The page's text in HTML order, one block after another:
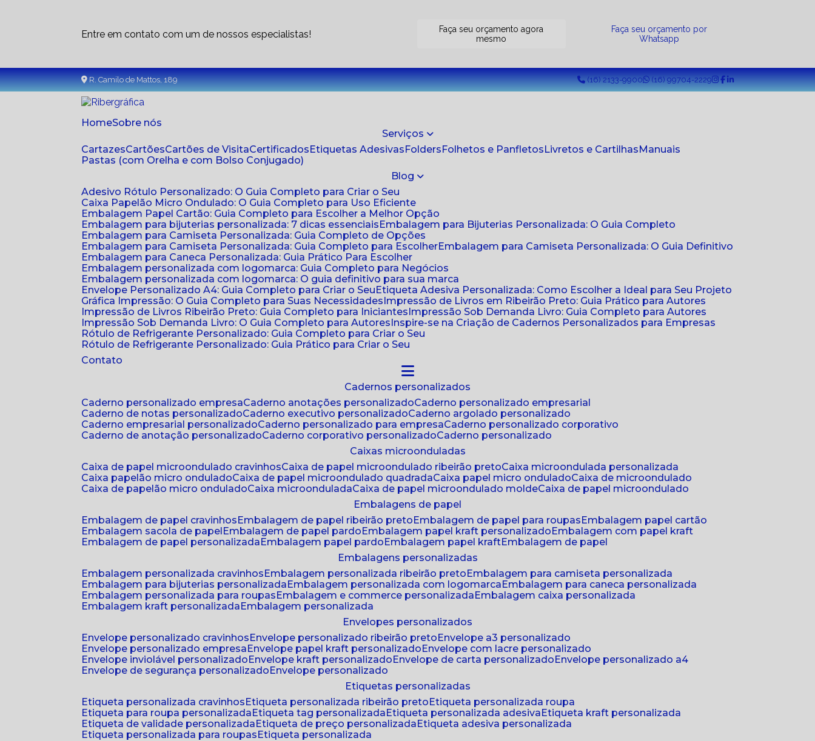
Entre em contato com um de nossos especialistas!
Faça seu orçamento agora
mesmo
Faça seu orçamento por
Whatsapp
R. Camilo de Mattos, 189 (16) 2133-9900 (16) 99704-2229
Home Sobre nós
Serviços
Cartazes
Cartões Cartões de Visita Certificados Etiquetas Adesivas Folders Folhetos e Panfletos Livretos e Cartilhas
Manuais
Pastas (com Orelha e com Bolso Conjugado)
Blog
Adesivo Rótulo Personalizado: O Guia Completo para Criar o Seu
Caixa Papelão Micro Ondulado: O Guia Completo para Uso Eficiente
Embalagem Papel Cartão: Guia Completo para Escolher a Melhor Opção
Embalagem para bijuterias personalizada: 7 dicas essenciais
Embalagem para Bijuterias Personalizada: O Guia Completo
Embalagem para Camiseta Personalizada: Guia Completo de Opções
Embalagem para Camiseta Personalizada: Guia Completo para Escolher
Embalagem para Camiseta Personalizada: O Guia Definitivo
Embalagem para Caneca Personalizada: Guia Prático Para Escolher
Embalagem personalizada com logomarca: Guia Completo para Negócios
Embalagem personalizada com logomarca: O guia definitivo para sua marca
Envelope Personalizado A4: Guia Completo para Criar o Seu
Etiqueta Adesiva Personalizada: Como Escolher a Ideal para Seu Projeto
Gráfica Impressão: O Guia Completo para Suas Necessidades Impressão de Livros em Ribeirão Preto: Guia Prático para Autores
Impressão de Livros Ribeirão Preto: Guia Completo para Iniciantes Impressão Sob Demanda Livro: Guia Completo para Autores
Impressão Sob Demanda Livro: O Guia Completo para Autores Inspire-se na Criação de Cadernos Personalizados para Empresas
Rótulo de Refrigerante Personalizado: Guia Completo para Criar o Seu
Rótulo de Refrigerante Personalizado: Guia Prático para Criar o Seu
Contato
cadernos personalizados
caderno personalizado empresa
caderno anotações personalizado
caderno personalizado empresarial
caderno de notas personalizado
caderno executivo personalizado
caderno argolado personalizado
caderno empresarial personalizado
caderno personalizado para empresa
caderno personalizado corporativo
caderno de anotação personalizado
caderno corporativo personalizado
caderno personalizado
caixas microonduladas
caixa de papel microondulado cravinhos
caixa de papel microondulado ribeirão preto
caixa microondulada personalizada
caixa papelão micro ondulado
caixa de papel microondulado quadrada caixa papel micro ondulado
caixa de microondulado
caixa de papelão micro ondulado
caixa microondulada caixa de papel microondulado molde
caixa de papel microondulado
embalagens de papel
embalagem de papel cravinhos
embalagem de papel ribeirão preto embalagem de papel para roupas
embalagem papel cartão
embalagem sacola de papel
embalagem de papel pardo embalagem papel kraft personalizado
embalagem com papel kraft
embalagem de papel personalizada
embalagem papel pardo embalagem papel kraft
embalagem de papel
embalagens personalizadas
embalagem personalizada cravinhos
embalagem personalizada ribeirão preto
embalagem para camiseta personalizada
embalagem para bijuterias personalizada
embalagem personalizada com logomarca
embalagem para caneca personalizada
embalagem personalizada para roupas
embalagem e commerce personalizada
embalagem caixa personalizada
embalagem kraft personalizada
embalagem personalizada
envelopes personalizados
envelope personalizado cravinhos
envelope personalizado ribeirão preto
envelope a3 personalizado
envelope personalizado empresa
envelope papel kraft personalizado
envelope com lacre personalizado
envelope inviolável personalizado
envelope kraft personalizado envelope de carta personalizado
envelope personalizado a4
envelope de segurança personalizado
envelope personalizado
etiquetas personalizadas
etiqueta personalizada cravinhos
etiqueta personalizada ribeirão preto
etiqueta personalizada roupa
etiqueta para roupa personalizada
etiqueta tag personalizada etiqueta personalizada adesiva
etiqueta kraft personalizada
etiqueta de validade personalizada
etiqueta de preço personalizada
etiqueta adesiva personalizada
etiqueta personalizada para roupas
etiqueta personalizada